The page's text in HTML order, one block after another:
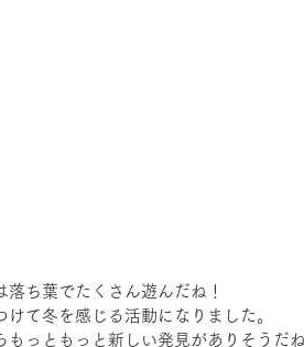
落ち葉でたくさん遊んだね！
けて冬を感じる活動になりました。
もっともっと新しい発見がありそうだ